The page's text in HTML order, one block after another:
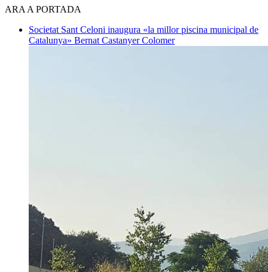
ARA A PORTADA
Societat Sant Celoni inaugura «la millor piscina municipal de
Catalunya» Bernat Castanyer Colomer